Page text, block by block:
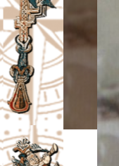
A
Č